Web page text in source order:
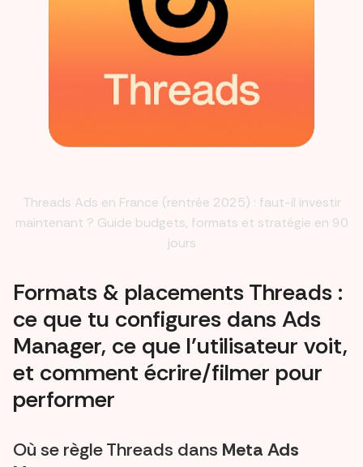
Threads Ads en France (rentrée 2025) : faut-il investir
maintenant ? Guide budgets, formats et stratégie en 90
jours
Formats & placements Threads :
ce que tu configures dans Ads
Manager, ce que l’utilisateur voit,
et comment écrire/filmer pour
performer
Où se règle Threads dans Meta Ads